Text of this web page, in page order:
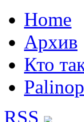
Home
Архив
Кто
RSS